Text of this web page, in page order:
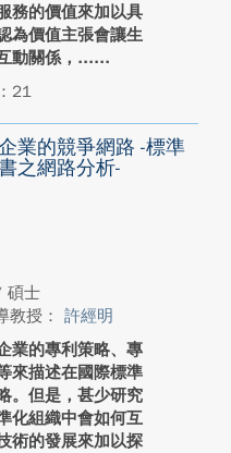
務的價值來加以具
為價值主張會讓生
動關係，...
21
業的競爭網路 -標準
之網路分析-
士
教授： 許經明
業的專利策略、專
來描述在國際標準
。但是，甚少研究
化組織中會如何互
術的發展來加以探